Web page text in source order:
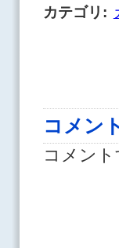
カテゴリ :
コメン
コメン